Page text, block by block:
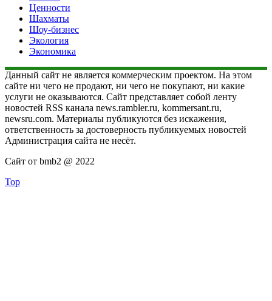
Ценности
Шахматы
Шоу-бизнес
Экология
Экономика
Данный сайт не является коммерческим проектом. На этом
сайте ни чего не продают, ни чего не покупают, ни какие
услуги не оказываются. Сайт представляет собой ленту
новостей RSS канала news.rambler.ru, kommersant.ru,
newsru.com. Материалы публикуются без искажения,
ответственность за достоверность публикуемых новостей
Администрация сайта не несёт.
Сайт от bmb2 @ 2022
Top